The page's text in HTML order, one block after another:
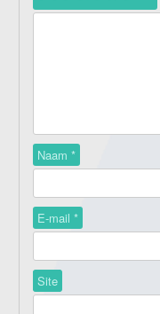
Naam *
E-mail *
Site